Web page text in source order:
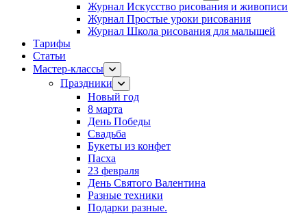
Журнал Искусство рисования и живописи
Журнал Простые уроки рисования
Журнал Школа рисования для малышей
Тарифы
Статьи
Мастер-классы
Праздники
Новый год
8 марта
День Победы
Свадьба
Букеты из конфет
Пасха
23 февраля
День Святого Валентина
Разные техники
Подарки разные.